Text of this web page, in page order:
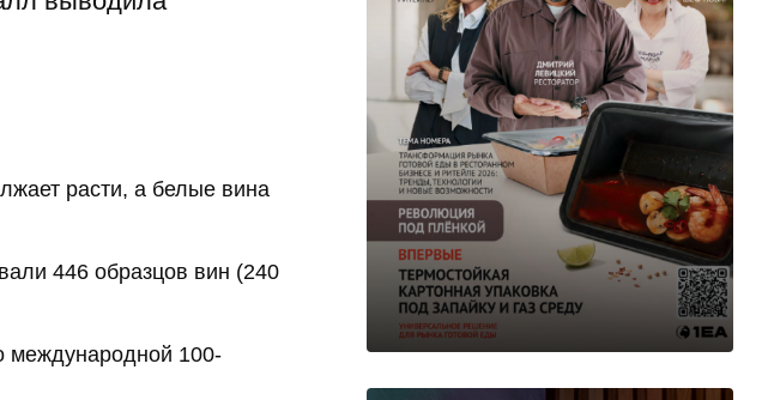
расти, а белые вина
446 образцов вин (240
международной 100-